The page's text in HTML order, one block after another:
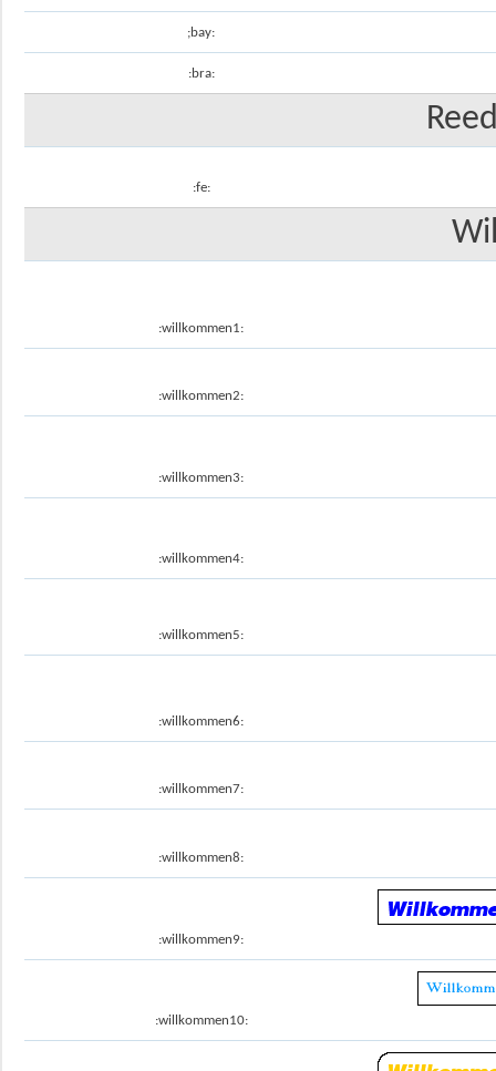
;bay:
:bra:
:fe:
:willkommen1:
:willkommen2:
:willkommen3:
:willkommen4:
:willkommen5:
:willkommen6:
:willkommen7:
:willkommen8:
:willkommen9:
:willkommen10: